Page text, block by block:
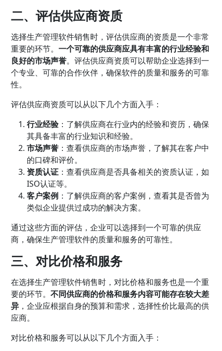
二、评估供应商资质
选择生产管理软件销售时，评估供应商的资质是一个非常
重要的环节。一个可靠的供应商应具有丰富的行业经验和
良好的市场声誉。评估供应商资质可以帮助企业选择到一
个专业、可靠的合作伙伴，确保软件的质量和服务的可靠
性。
评估供应商资质可以从以下几个方面入手：
行业经验：了解供应商在行业内的经验和资历，确保
其具备丰富的行业知识和经验。
市场声誉 ：查看供应商的市场声誉，了解其在客户中
的口碑和评价。
资质认证 ：查看供应商是否具备相关的资质认证，如
ISO认证等。
客户案例 ：了解供应商的客户案例，查看其是否曾为
类似企业提供过成功的解决方案。
通过这些方面的评估，企业可以选择到一个可靠的供应
商，确保生产管理软件的质量和服务的可靠性。
三、对比价格和服务
在选择生产管理软件销售时，对比价格和服务也是一个重
要的环节。不同供应商的价格和服务内容可能存在较大差
异 ，企业应根据自身的预算和需求，选择性价比最高的供
应商。
对比价格和服务可以从以下几个方面入手：